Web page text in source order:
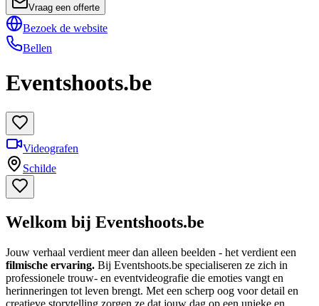
Vraag een offerte
Bezoek de website
Bellen
Eventshoots.be
Videografen
Schilde
Welkom bij Eventshoots.be
Jouw verhaal verdient meer dan alleen beelden - het verdient een
filmische ervaring. Bij Eventshoots.be specialiseren ze zich in
professionele trouw- en eventvideografie die emoties vangt en
herinneringen tot leven brengt. Met een scherp oog voor detail en
creatieve storytelling zorgen ze dat jouw dag op een unieke en